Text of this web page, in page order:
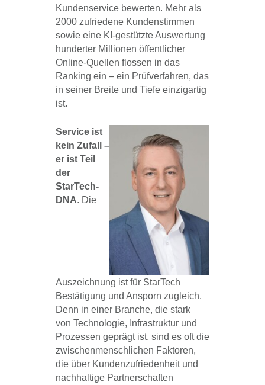
Kundenservice bewerten. Mehr als
2000 zufriedene Kundenstimmen
sowie eine KI-gestützte Auswertung
hunderter Millionen öffentlicher
Online-Quellen flossen in das
Ranking ein – ein Prüfverfahren, das
in seiner Breite und Tiefe einzigartig
ist.
Service ist
kein Zufall –
er ist Teil
der
StarTech-
DNA. Die
Auszeichnung ist für StarTech
Bestätigung und Ansporn zugleich.
Denn in einer Branche, die stark
von Technologie, Infrastruktur und
Prozessen geprägt ist, sind es oft die
zwischenmenschlichen Faktoren,
die über Kundenzufriedenheit und
nachhaltige Partnerschaften